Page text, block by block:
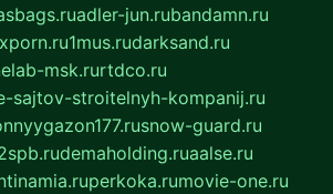
adler-jun.rubandamn.ru
1mus.rudarksand.ru
msk.rurtdco.ru
sajtov-stroitelnyh-kompanij.ru
snow-guard.ru
demaholding.ruaalse.ru
perkoka.rumovie-one.ru